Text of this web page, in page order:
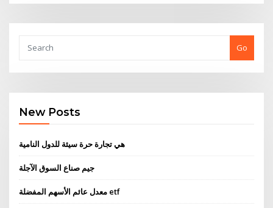
Go
New Posts
هي تجارة حرة سيئة للدول النامية
جيم صناع السوق الآجلة
معدل عائم الأسهم المفضلة etf